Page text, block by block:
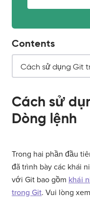
Cách sử
Dòng lệnh
Trong hai phần đầu
đã trình bày các khái
với Git bao gồm khái
trong Git. Vui lòng
Contents
Cách sử dụng Git